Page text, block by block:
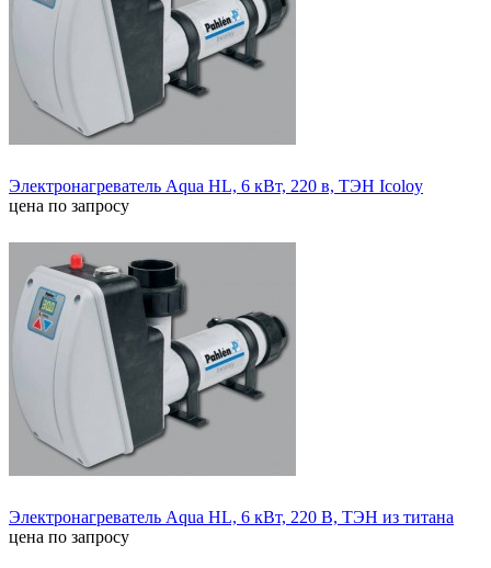
Электронагреватель Aqua HL, 6 кВт, 220 в, ТЭН Icoloy
цена по запросу
Электронагреватель Aqua HL, 6 кВт, 220 В, ТЭН из титана
цена по запросу